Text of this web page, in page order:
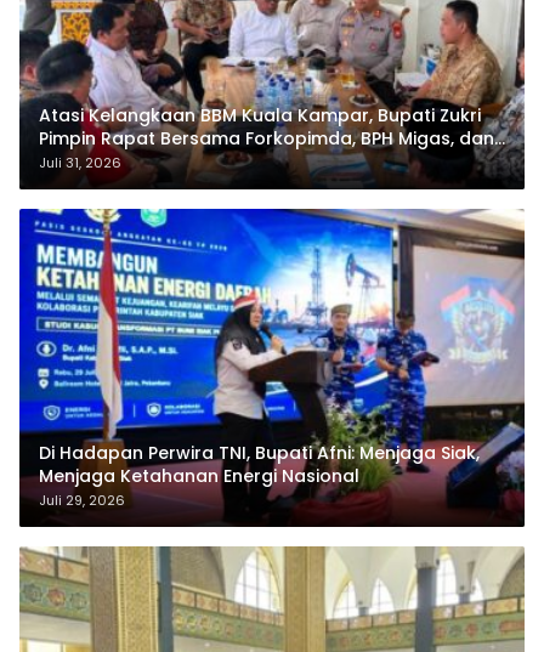
Atasi Kelangkaan BBM Kuala Kampar, Bupati Zukri
Pimpin Rapat Bersama Forkopimda, BPH Migas, dan
Pertamina
Juli 31, 2026
Di Hadapan Perwira TNI, Bupati Afni: Menjaga Siak,
Menjaga Ketahanan Energi Nasional
Juli 29, 2026